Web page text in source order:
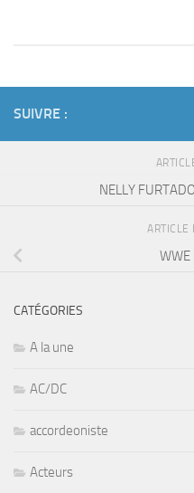
SUIVRE :
NELLY
ARTICLE
WWE
CATÉGORIES
A la une
AC/DC
accordeoniste
Acteurs